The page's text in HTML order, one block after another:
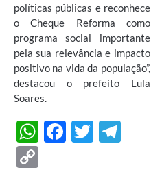
políticas públicas e reconhece
o Cheque Reforma como
programa social importante
pela sua relevância e impacto
positivo na vida da população”,
destacou o prefeito Lula
Soares.
W F
T